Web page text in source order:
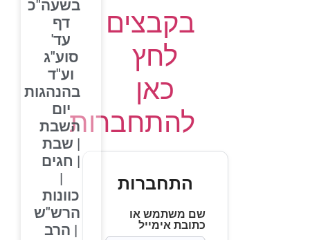
בקבצים
לחץ
כאן
להתחברות
התחברות
שם משתמש או
כתובת אימייל
בשעה"כ
דף
עד'
סוע"ג
וע"ד
בהנהגות
יום
השבת
| שבת
| חגים
כוונות
הרש"ש
| הרב